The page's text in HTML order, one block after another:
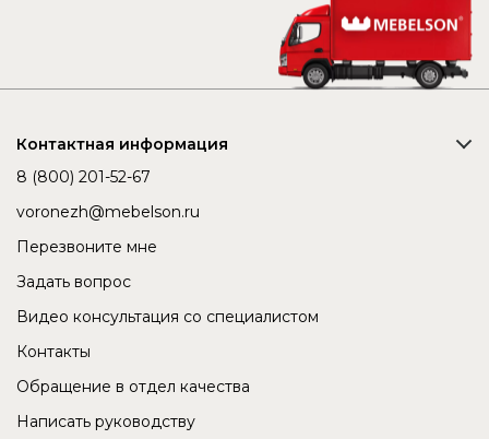
Контактная информация
8 (800) 201-52-67
voronezh@mebelson.ru
Перезвоните мне
Задать вопрос
Видео консультация со специалистом
Контакты
Обращение в отдел качества
Написать руководству